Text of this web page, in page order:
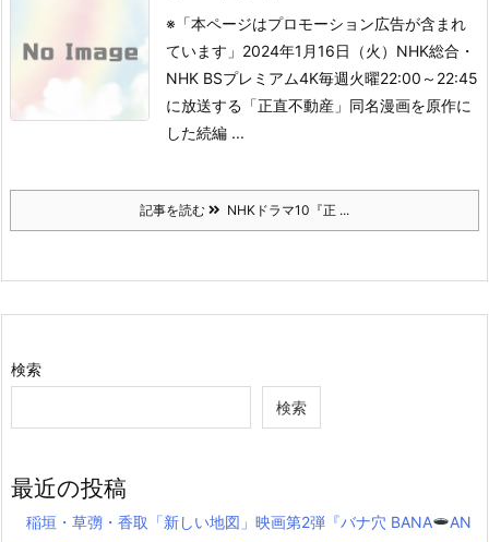
※「本ページはプロモーション広告が含まれ
ています」 2024年1月16日（火）NHK総合・
NHK BSプレミアム4K毎週火曜22:00～22:45
に放送する 「正直不動産」同名漫画を原作に
した続編 ...
記事を読む NHKドラマ10『正 ...
検索
検索
最近の投稿
稲垣・草彅・香取「新しい地図」映画第2弾『バナ穴 BANA
AN